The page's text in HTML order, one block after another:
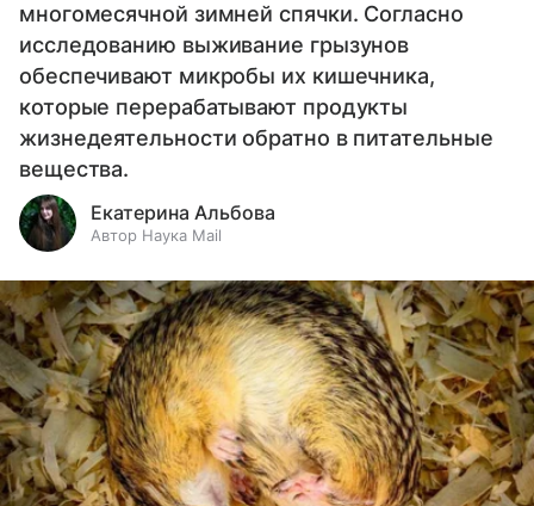
многомесячной зимней спячки. Согласно
исследованию выживание грызунов
обеспечивают микробы их кишечника,
которые перерабатывают продукты
жизнедеятельности обратно в питательные
вещества.
Екатерина Альбова
Автор Наука Mail